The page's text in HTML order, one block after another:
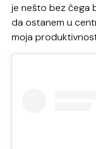
je nešto bez čega
da ostanem u
moja